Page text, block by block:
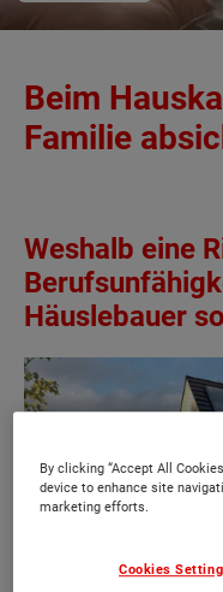
Beim
Familie
Weshalb eine
Häuslebauer
By clicking “Accept All
device to enhance site
marketing efforts.
Cookies